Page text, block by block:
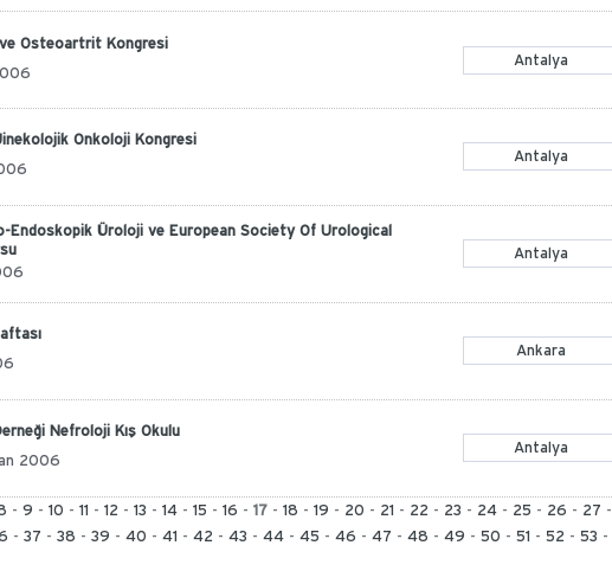
Osteoartrit Kongresi
Antalya
Onkoloji Kongresi
Antalya
Endoskopik Üroloji ve European Society Of Urological
Antalya
Ankara
Nefroloji Kış Okulu
2006
Antalya
- 9 - 10 - 11 - 12 - 13 - 14 - 15 - 16 - 17 - 18 - 19 - 20 - 21 - 22 - 23 - 24 - 25 - 26 - 27 -
- 37 - 38 - 39 - 40 - 41 - 42 - 43 - 44 - 45 - 46 - 47 - 48 - 49 - 50 - 51 - 52 - 53 -